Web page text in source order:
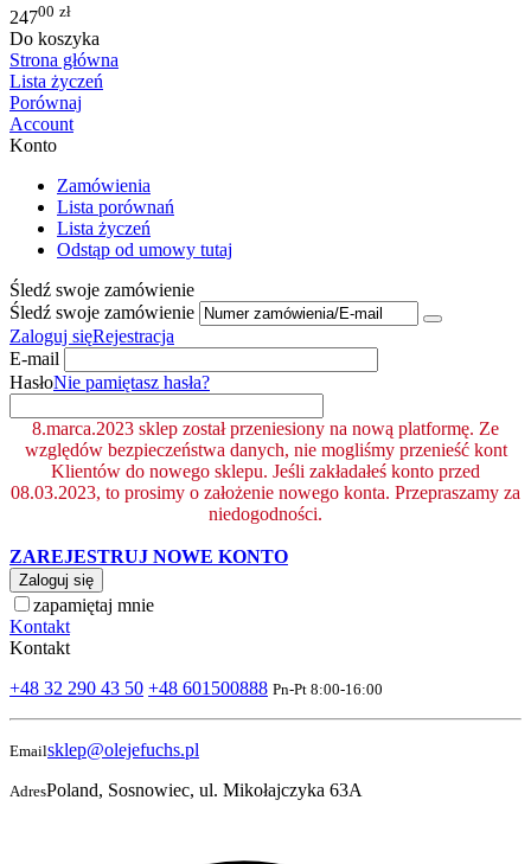
24700 zł
Do koszyka
Strona główna
Lista życzeń
Porównaj
Account
Konto
Zamówienia
Lista porównań
Lista życzeń
Odstąp od umowy tutaj
Śledź swoje zamówienie
Śledź swoje zamówienie
Zaloguj sięRejestracja
E-mail
HasłoNie pamiętasz hasła?
8.marca.2023 sklep został przeniesiony na nową platformę. Ze
względów bezpieczeństwa danych, nie mogliśmy przenieść kont
Klientów do nowego sklepu. Jeśli zakładałeś konto przed
08.03.2023, to prosimy o założenie nowego konta. Przepraszamy za
niedogodności.
ZAREJESTRUJ NOWE KONTO
Zaloguj się
zapamiętaj mnie
Kontakt
Kontakt
+48 32 290 43 50 +48 601500888 Pn-Pt 8:00-16:00
Emailsklep@olejefuchs.pl
AdresPoland, Sosnowiec, ul. Mikołajczyka 63A